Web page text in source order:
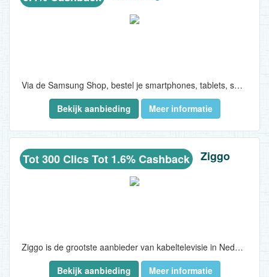
Via de Samsung Shop, bestel je smartphones, tablets, smartwatches, gears, televisies, wasmachines, drogers en nog veel meer direct bij Samsung zelf. De bezorging is altijd gratis en wanneer voor 20:300 uur ’s besteld is, worden de producten de volgende dag geleverd. Bovendien worden grotere goederen zoals televisies en wasmachines gratis geinstalleerd...
Bekijk aanbieding
Meer informatie
Tot 300 Clics Tot 1.6% Cashback Ziggo
Ziggo is de grootste aanbieder van kabeltelevisie in Nederland, en voorziet drie miljoen huishoudens van ten minste één dienst..
Bekijk aanbieding
Meer informatie